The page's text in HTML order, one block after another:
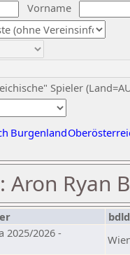
Vorname
Spieler
Burgenland
Aron Ryan
bdld
2025/2026 -